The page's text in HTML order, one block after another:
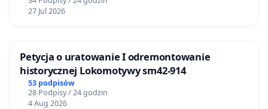
27 Jul 2026
Petycja o uratowanie I odremontowanie
historycznej Lokomotywy sm42-914
53 podpisów
28 Podpisy / 24 godzin
4 Aug 2026